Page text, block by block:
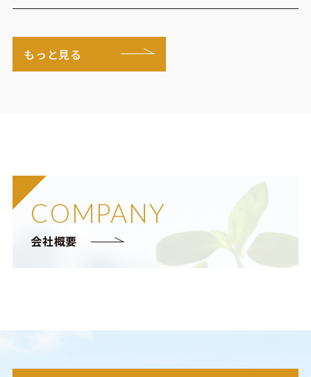
もっと見る
COMPANY
会社概要